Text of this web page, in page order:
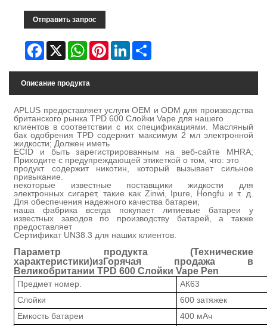
Отправить запрос
Facebook WhatsAppPinterestLinkedIn
Описание продукта
APLUS предоставляет услуги OEM и ODM для производства
британского рынка TPD 600 Слойки Vape для нашего
клиентов в соответствии с их спецификациями. Масляный
бак одобрения TPD содержит максимум 2 мл электронной
жидкости; Должен иметь
ECID и быть зарегистрированным на веб-сайте MHRA;
Приходите с предупреждающей этикеткой о том, что: это
продукт содержит никотин, который вызывает сильное
привыкание.
некоторые известные поставщики жидкости для
электронных сигарет, такие как Zinwi, Ipure, Hongfu и т. д.
Для обеспечения надежного качества батареи,
наша фабрика всегда покупает литиевые батареи у
известных заводов по производству батарей, а также
предоставляет
Сертификат UN38.3 для наших клиентов.
Параметр продукта (Технические
характеристики)изГорячая продажа в
Великобритании TPD 600 Слойки Vape Pen
Предмет номер.
АК63
Слойки
600 затяжек
Емкость батареи
400 мАч